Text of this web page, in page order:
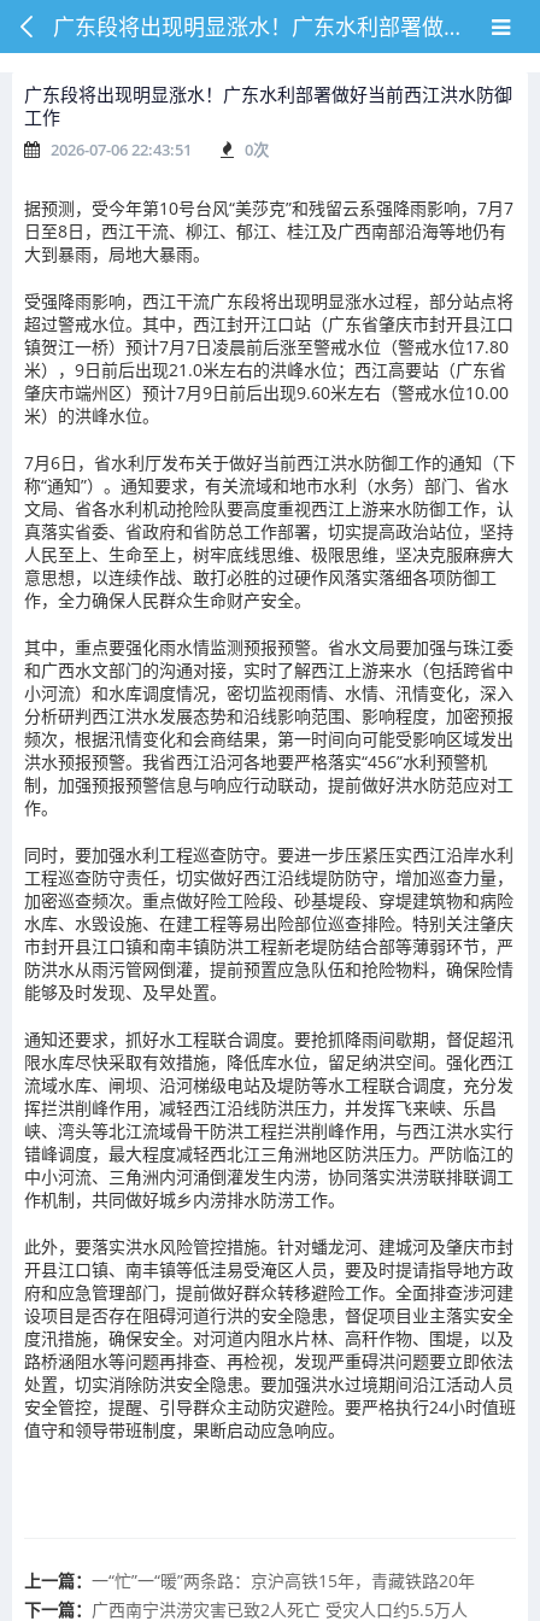
广东段将出现明显涨水！广东水利部署做好当前西江洪水防御工作
广东段将出现明显涨水！广东水利部署做好当前西江洪水防御
工作
2026-07-06 22:43:51 0次
据预测，受今年第10号台风“美莎克”和残留云系强降雨影响，7月7
日至8日，西江干流、柳江、郁江、桂江及广西南部沿海等地仍有
大到暴雨，局地大暴雨。
受强降雨影响，西江干流广东段将出现明显涨水过程，部分站点将
超过警戒水位。 其中，西江封开江口站（广东省肇庆市封开县江口
镇贺江一桥）预计7月7日凌晨前后涨至警戒水位（警戒水位17.80
米），9日前后出现21.0米左右的洪峰水位；西江高要站（广东省
肇庆市端州区）预计7月9日前后出现9.60米左右（警戒水位10.00
米）的洪峰水位。
7月6日，省水利厅发布关于做好当前西江洪水防御工作的通知（下
称“通知”）。通知要求，有关流域和地市水利（水务）部门、省水
文局、省各水利机动抢险队要高度重视西江上游来水防御工作，认
真落实省委、省政府和省防总工作部署，切实提高政治站位，坚持
人民至上、生命至上，树牢底线思维、极限思维，坚决克服麻痹大
意思想，以连续作战、敢打必胜的过硬作风落实落细各项防御工
作，全力确保人民群众生命财产安全。
其中， 重点要强化雨水情监测预报预警。 省水文局要加强与珠江委
和广西水文部门的沟通对接，实时了解西江上游来水（包括跨省中
小河流）和水库调度情况，密切监视雨情、水情、汛情变化，深入
分析研判西江洪水发展态势和沿线影响范围、影响程度，加密预报
频次，根据汛情变化和会商结果，第一时间向可能受影响区域发出
洪水预报预警。我省西江沿河各地要严格落实“456”水利预警机
制，加强预报预警信息与响应行动联动，提前做好洪水防范应对工
作。
同时， 要加强水利工程巡查防守。 要进一步压紧压实西江沿岸水利
工程巡查防守责任，切实做好西江沿线堤防防守，增加巡查力量，
加密巡查频次。重点做好险工险段、砂基堤段、穿堤建筑物和病险
水库、水毁设施、在建工程等易出险部位巡查排险。特别关注肇庆
市封开县江口镇和南丰镇防洪工程新老堤防结合部等薄弱环节，严
防洪水从雨污管网倒灌，提前预置应急队伍和抢险物料，确保险情
能够及时发现、及早处置。
通知还要求， 抓好水工程联合调度。 要抢抓降雨间歇期，督促超汛
限水库尽快采取有效措施，降低库水位，留足纳洪空间。强化西江
流域水库、闸坝、沿河梯级电站及堤防等水工程联合调度，充分发
挥拦洪削峰作用，减轻西江沿线防洪压力，并发挥飞来峡、乐昌
峡、湾头等北江流域骨干防洪工程拦洪削峰作用，与西江洪水实行
错峰调度，最大程度减轻西北江三角洲地区防洪压力。严防临江的
中小河流、三角洲内河涌倒灌发生内涝，协同落实洪涝联排联调工
作机制，共同做好城乡内涝排水防涝工作。
此外，要落实洪水风险管控措施。针对蟠龙河、建城河及肇庆市封
开县江口镇、南丰镇等低洼易受淹区人员，要及时提请指导地方政
府和应急管理部门，提前做好群众转移避险工作。全面排查涉河建
设项目是否存在阻碍河道行洪的安全隐患，督促项目业主落实安全
度汛措施，确保安全。对河道内阻水片林、高秆作物、围堤，以及
路桥涵阻水等问题再排查、再检视，发现严重碍洪问题要立即依法
处置，切实消除防洪安全隐患。要加强洪水过境期间沿江活动人员
安全管控，提醒、引导群众主动防灾避险。要严格执行24小时值班
值守和领导带班制度，果断启动应急响应。
上一篇： 一“忙”一“暖”两条路：京沪高铁15年，青藏铁路20年
下一篇： 广西南宁洪涝灾害已致2人死亡 受灾人口约5.5万人